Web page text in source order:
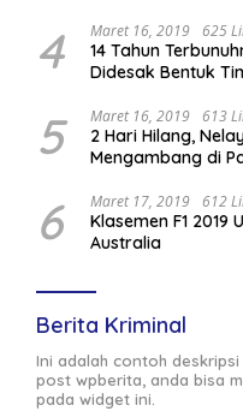
4 Maret 16, 2019 625
14 Tahun
Didesak Bentuk
5 Maret 16, 2019 613
2 Hari Hilang,
Mengambang di
6 Maret 17, 2019 612
Klasemen F1 2019
Australia
Berita Kriminal
Ini adalah contoh
post wpberita, anda bisa
pada widget ini.